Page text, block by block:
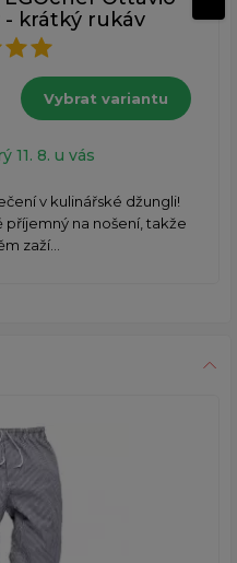
krátký rukáv
Vybrat variantu
11. 8. u vás
v kulinářské džungli!
na nošení, takže
zaží...